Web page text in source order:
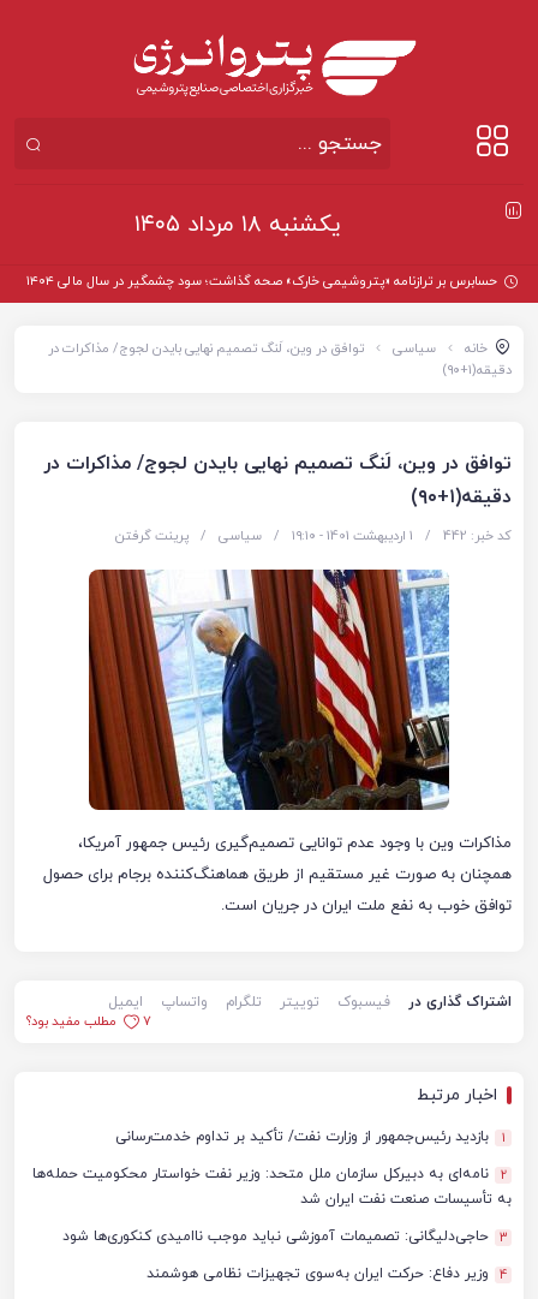
یکشنبه ۱۸ مرداد ۱۴۰۵
حسابرس بر ترازنامه «پتروشیمی خارک» صحه گذاشت؛ سود چشمگیر در سال مالی ۱۴۰۴
خانه سیاسی
توافق در وین، لَنگ تصمیم نهایی بایدن لجوج/ مذاکرات در
دقیقه(۱+۹۰)
توافق در وین، لَنگ تصمیم نهایی بایدن لجوج/ مذاکرات در
دقیقه(۱+۹۰)
کد خبر: 442 / 1 اردیبهشت 1401 - ۱۹:۱۰ / سیاسی / پرینت گرفتن
مذاکرات وین با وجود عدم توانایی تصمیم‌گیری رئیس جمهور آمریکا،
همچنان به صورت غیر مستقیم از طریق هماهنگ‌کننده برجام برای حصول
توافق خوب به نفع ملت ایران در جریان است.
اشتراک گذاری در فیسبوک توییتر تلگرام واتساپ
ایمیل
7
مطلب مفید بود؟
اخبار مرتبط
1 بازدید رئیس‌جمهور از وزارت نفت/ تأکید بر تداوم خدمت‌رسانی
2
نامه‌ای به دبیرکل سازمان ملل متحد: وزیر نفت خواستار محکومیت حمله‌ها
به تأسیسات صنعت نفت ایران شد
3 حاجی‌دلیگانی: تصمیمات آموزشی نباید موجب ناامیدی کنکوری‌ها شود
4 وزیر دفاع: حرکت ایران به‌سوی تجهیزات نظامی هوشمند